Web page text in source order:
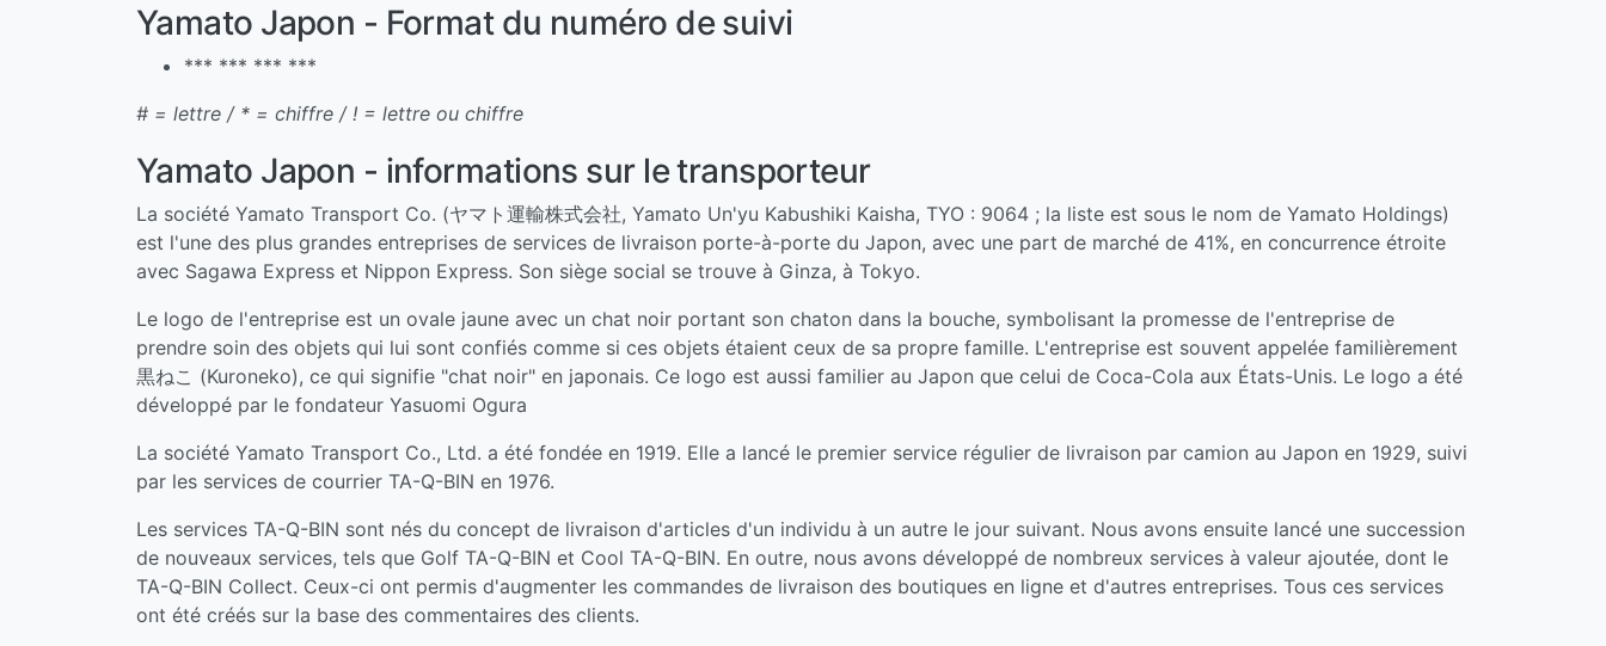
Yamato Japon - Format du numéro de suivi
*** *** *** ***
# = lettre / * = chiffre / ! = lettre ou chiffre
Yamato Japon - informations sur le transporteur
La société Yamato Transport Co. (ヤマト運輸株式会社, Yamato Un'yu Kabushiki Kaisha, TYO : 9064 ; la liste est sous le nom de Yamato Holdings)
est l'une des plus grandes entreprises de services de livraison porte-à-porte du Japon, avec une part de marché de 41%, en concurrence étroite
avec Sagawa Express et Nippon Express. Son siège social se trouve à Ginza, à Tokyo.
Le logo de l'entreprise est un ovale jaune avec un chat noir portant son chaton dans la bouche, symbolisant la promesse de l'entreprise de
prendre soin des objets qui lui sont confiés comme si ces objets étaient ceux de sa propre famille. L'entreprise est souvent appelée familièrement
黒ねこ (Kuroneko), ce qui signifie "chat noir" en japonais. Ce logo est aussi familier au Japon que celui de Coca-Cola aux États-Unis. Le logo a été
développé par le fondateur Yasuomi Ogura
La société Yamato Transport Co., Ltd. a été fondée en 1919. Elle a lancé le premier service régulier de livraison par camion au Japon en 1929, suivi
par les services de courrier TA-Q-BIN en 1976.
Les services TA-Q-BIN sont nés du concept de livraison d'articles d'un individu à un autre le jour suivant. Nous avons ensuite lancé une succession
de nouveaux services, tels que Golf TA-Q-BIN et Cool TA-Q-BIN. En outre, nous avons développé de nombreux services à valeur ajoutée, dont le
TA-Q-BIN Collect. Ceux-ci ont permis d'augmenter les commandes de livraison des boutiques en ligne et d'autres entreprises. Tous ces services
ont été créés sur la base des commentaires des clients.